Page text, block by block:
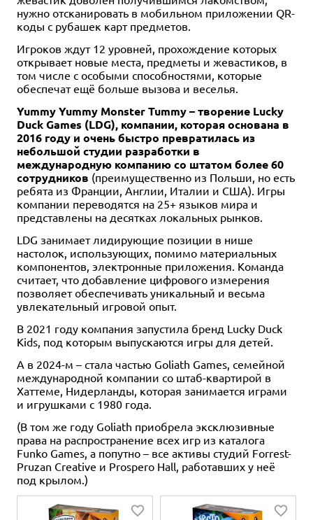
нужно отсканировать в мобильном приложении QR-
коды с рубашек карт предметов.
Игроков ждут 12 уровней, прохождение которых
открывает новые места, предметы и жевастиков, в
том числе с особыми способностями, которые
обеспечат ещё больше вызова и веселья.
Yummy Yummy Monster Tummy – творение Lucky
Duck Games (LDG), компании, которая основана в
2016 году и очень быстро превратилась из
небольшой студии разработки в
международную компанию со штатом более 60
сотрудников (преимущественно из Польши, но есть
ребята из Франции, Англии, Италии и США). Игры
компании переводятся на 25+ языков мира и
представлены на десятках локальных рынков.
LDG занимает лидирующие позиции в нише
настолок, использующих, помимо материальных
компонентов, электронные приложения. Команда
считает, что добавление цифрового измерения
позволяет обеспечивать уникальный и весьма
увлекательный игровой опыт.
В 2021 году компания запустила бренд Lucky Duck
Kids, под которым выпускаются игры для детей.
А в 2024-м – стала частью Goliath Games, семейной
международной компании со штаб-квартирой в
Хаттеме, Нидерланды, которая занимается играми
и игрушками с 1980 года.
(В том же году Goliath приобрела эксклюзивные
права на распространение всех игр из каталога
Funko Games, а попутно – все активы студий Forrest-
Pruzan Creative и Prospero Hall, работавших у неё
под крылом.)